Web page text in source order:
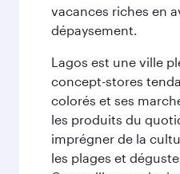
vacances riches en
dépaysement.
Lagos est une ville
concept-stores
colorés et ses
les produits du
imprégner de la
les plages et